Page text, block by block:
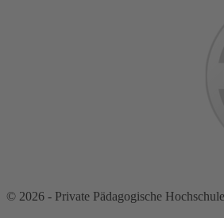
© 2026 - Private Pädagogische